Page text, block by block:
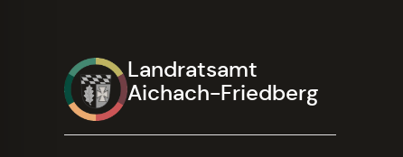
Landratsamt
Aichach-Friedberg